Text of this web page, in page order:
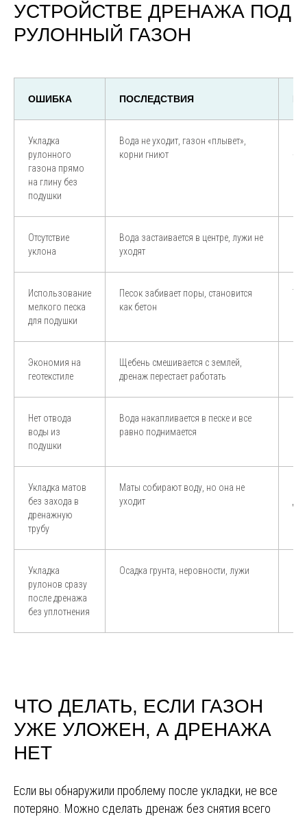
УСТРОЙСТВЕ ДРЕНАЖА ПОД
РУЛОННЫЙ ГАЗОН
ОШИБКА ПОСЛЕДСТВИЯ
Укладка
рулонного
газона прямо
на глину без
подушки
Вода не уходит, газон «плывет»,
корни гниют
+
Отсутствие
уклона
Вода застаивается в центре, лужи не
уходят
Использование
мелкого песка
для подушки
Песок забивает поры, становится
как бетон
Экономия на
геотекстиле
Щебень смешивается с землей,
дренаж перестает работать
Нет отвода
воды из
подушки
Вода накапливается в песке и все
равно поднимается
Укладка матов
без захода в
дренажную
трубу
Маты собирают воду, но она не
уходит
Укладка
рулонов сразу
после дренажа
без уплотнения
Осадка грунта, неровности, лужи
ЧТО ДЕЛАТЬ, ЕСЛИ ГАЗОН
УЖЕ УЛОЖЕН, А ДРЕНАЖА
НЕТ
Если вы обнаружили проблему после укладки, не все
потеряно. Можно сделать дренаж без снятия всего